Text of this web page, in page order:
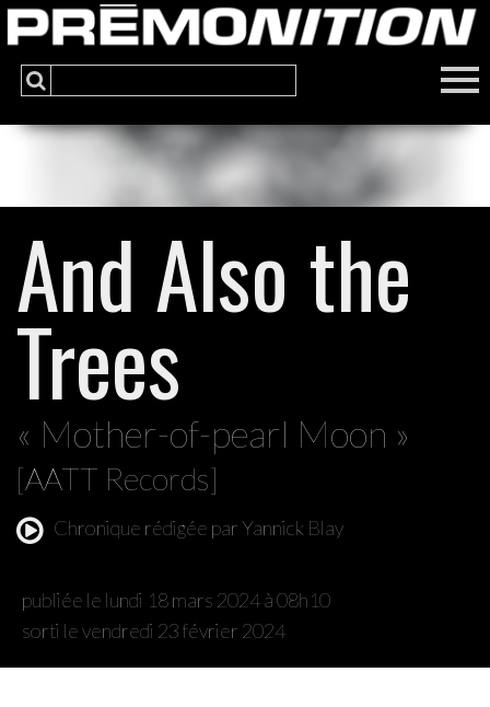
And Also the
Trees
« Mother-of-pearl Moon »
[AATT Records]
Chronique rédigée par Yannick Blay
publiée le lundi 18 mars 2024 à 08h10
sorti le vendredi 23 février 2024